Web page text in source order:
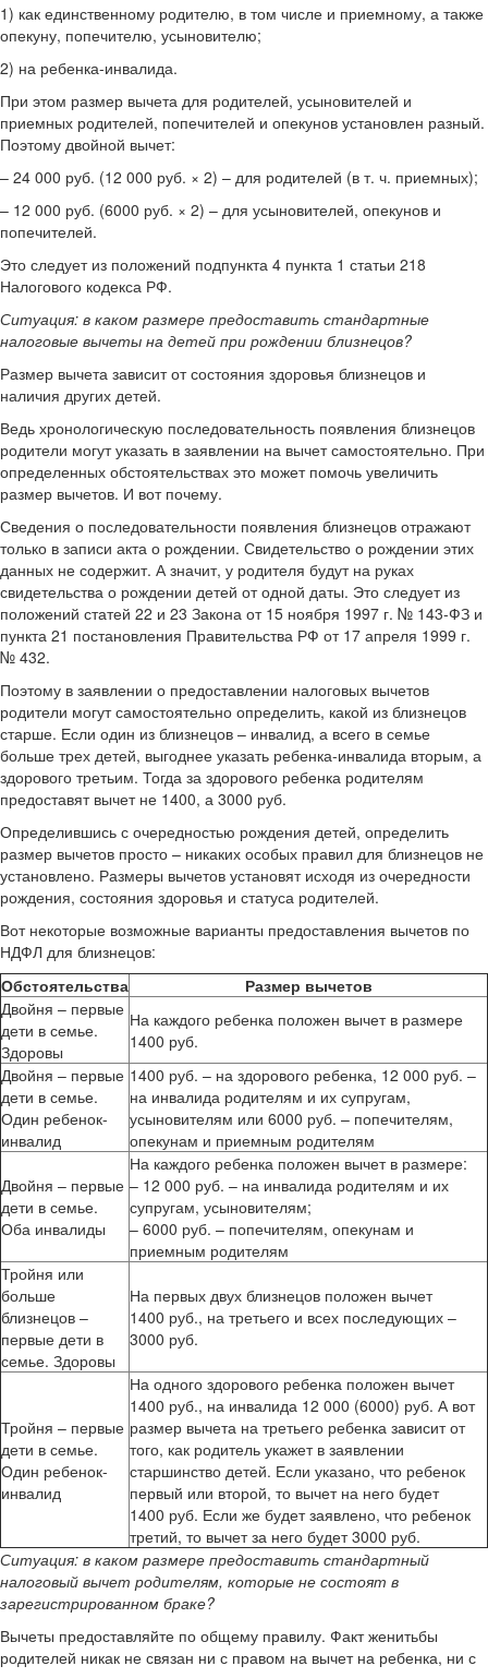
1) как единственному родителю, в том числе и приемному, а также
опекуну, попечителю, усыновителю;
2) на ребенка-инвалида.
При этом размер вычета для родителей, усыновителей и
приемных родителей, попечителей и опекунов установлен разный.
Поэтому двойной вычет:
– 24 000 руб. (12 000 руб. × 2) – для родителей (в т. ч. приемных);
– 12 000 руб. (6000 руб. × 2) – для усыновителей, опекунов и
попечителей.
Это следует из положений подпункта 4 пункта 1 статьи 218
Налогового кодекса РФ.
Ситуация: в каком размере предоставить стандартные
налоговые вычеты на детей при рождении близнецов?
Размер вычета зависит от состояния здоровья близнецов и
наличия других детей.
Ведь хронологическую последовательность появления близнецов
родители могут указать в заявлении на вычет самостоятельно. При
определенных обстоятельствах это может помочь увеличить
размер вычетов. И вот почему.
Сведения о последовательности появления близнецов отражают
только в записи акта о рождении. Свидетельство о рождении этих
данных не содержит. А значит, у родителя будут на руках
свидетельства о рождении детей от одной даты. Это следует из
положений статей 22 и 23 Закона от 15 ноября 1997 г. № 143-ФЗ и
пункта 21 постановления Правительства РФ от 17 апреля 1999 г.
№ 432.
Поэтому в заявлении о предоставлении налоговых вычетов
родители могут самостоятельно определить, какой из близнецов
старше. Если один из близнецов – инвалид, а всего в семье
больше трех детей, выгоднее указать ребенка-инвалида вторым, а
здорового третьим. Тогда за здорового ребенка родителям
предоставят вычет не 1400, а 3000 руб.
Определившись с очередностью рождения детей, определить
размер вычетов просто – никаких особых правил для близнецов не
установлено. Размеры вычетов установят исходя из очередности
рождения, состояния здоровья и статуса родителей.
Вот некоторые возможные варианты предоставления вычетов по
НДФЛ для близнецов:
Обстоятельства
Размер вычетов
Двойня – первые
дети в семье.
Здоровы
На каждого ребенка положен вычет в размере
1400 руб.
Двойня – первые
дети в семье.
Один ребенок-
инвалид
1400 руб. – на здорового ребенка, 12 000 руб. –
на инвалида родителям и их супругам,
усыновителям или 6000 руб. – попечителям,
опекунам и приемным родителям
Двойня – первые
дети в семье.
Оба инвалиды
На каждого ребенка положен вычет в размере:
– 12 000 руб. – на инвалида родителям и их
супругам, усыновителям;
– 6000 руб. – попечителям, опекунам и
приемным родителям
Тройня или
больше
близнецов –
первые дети в
семье. Здоровы
На первых двух близнецов положен вычет
1400 руб., на третьего и всех последующих –
3000 руб.
Тройня – первые
дети в семье.
Один ребенок-
инвалид
На одного здорового ребенка положен вычет
1400 руб., на инвалида 12 000 (6000) руб. А вот
размер вычета на третьего ребенка зависит от
того, как родитель укажет в заявлении
старшинство детей. Если указано, что ребенок
первый или второй, то вычет на него будет
1400 руб. Если же будет заявлено, что ребенок
третий, то вычет за него будет 3000 руб.
Ситуация: в каком размере предоставить стандартный
налоговый вычет родителям, которые не состоят в
зарегистрированном браке?
Вычеты предоставляйте по общему правилу. Факт женитьбы
родителей никак не связан ни с правом на вычет на ребенка, ни с